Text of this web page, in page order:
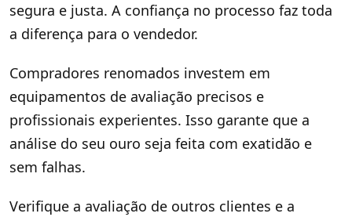
segura e justa. A confiança no processo faz toda
a diferença para o vendedor.
Compradores renomados investem em
equipamentos de avaliação precisos e
profissionais experientes. Isso garante que a
análise do seu ouro seja feita com exatidão e
sem falhas.
Verifique a avaliação de outros clientes e a